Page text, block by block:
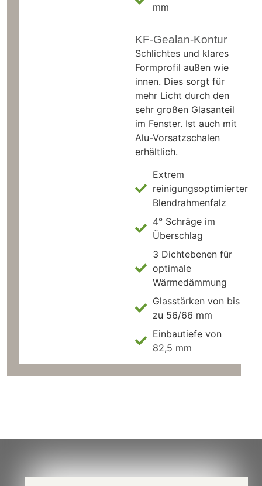
mm
KF-Gealan-Kontur
Schlichtes und klares
Formprofil außen wie
innen. Dies sorgt für
mehr Licht durch den
sehr großen Glasanteil
im Fenster. Ist auch mit
Alu-Vorsatzschalen
erhältlich.
Extrem
reinigungsoptimierter
Blendrahmenfalz
4° Schräge im
Überschlag
3 Dichtebenen für
optimale
Wärmedämmung
Glasstärken von bis
zu 56/66 mm
Einbautiefe von
82,5 mm